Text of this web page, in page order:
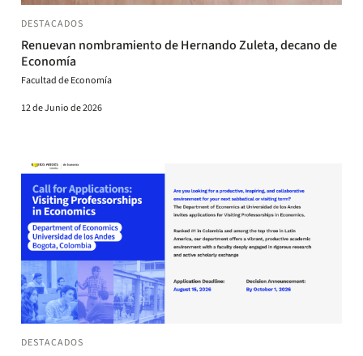
DESTACADOS
Renuevan nombramiento de Hernando Zuleta, decano de
Economía
Facultad de Economía
12 de Junio de 2026
DESTACADOS